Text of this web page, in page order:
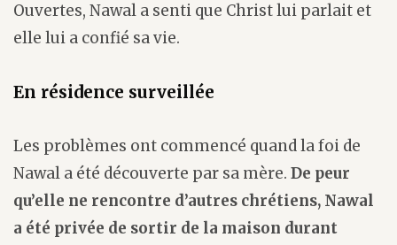
Ouvertes, Nawal a senti que Christ lui parlait et
elle lui a confié sa vie.
En résidence surveillée
Les problèmes ont commencé quand la foi de
Nawal a été découverte par sa mère. De peur
qu’elle ne rencontre d’autres chrétiens, Nawal
a été privée de sortir de la maison durant